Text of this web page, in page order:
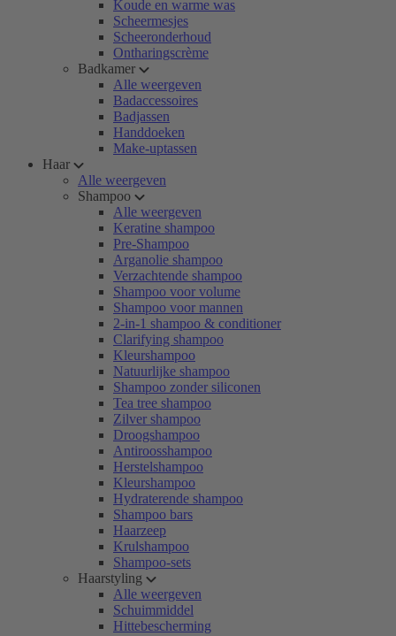
Koude en warme was
Scheermesjes
Scheeronderhoud
Ontharingscrème
Badkamer
Alle weergeven
Badaccessoires
Badjassen
Handdoeken
Make-uptassen
Haar
Alle weergeven
Shampoo
Alle weergeven
Keratine shampoo
Pre-Shampoo
Arganolie shampoo
Verzachtende shampoo
Shampoo voor volume
Shampoo voor mannen
2-in-1 shampoo & conditioner
Clarifying shampoo
Kleurshampoo
Natuurlijke shampoo
Shampoo zonder siliconen
Tea tree shampoo
Zilver shampoo
Droogshampoo
Antiroosshampoo
Herstelshampoo
Kleurshampoo
Hydraterende shampoo
Shampoo bars
Haarzeep
Krulshampoo
Shampoo-sets
Haarstyling
Alle weergeven
Schuimmiddel
Hittebescherming